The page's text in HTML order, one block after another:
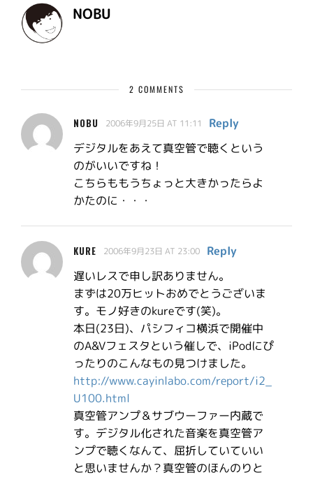
NOBU
2 COMMENTS
NOBU 2006年9月25日 AT 11:11
Reply
デジタルをあえて真空管で聴くという
のがいいですね！
こちらももうちょっと大きかったらよ
かたのに・・・
KURE 2006年9月23日 AT 23:00
Reply
遅いレスで申し訳ありません。
まずは20万ヒットおめでとうございま
す。モノ好きのkureです(笑)。
本日(23日)、パシフィコ横浜で開催中
のA&Vフェスタという催しで、iPodにぴ
ったりのこんなもの見つけました。
http://www.cayinlabo.com/report/i2_
U100.html
真空管アンプ＆サブウーファー内蔵で
す。デジタル化された音楽を真空管ア
ンプで聴くなんて、屈折していていい
と思いませんか？真空管のほんのりと